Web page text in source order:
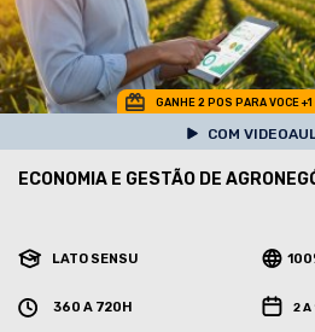
GANHE 2 POS PARA VOCE
COM
ECONOMIA E GESTÃO DE
LATO SENSU
360 A 720H 2 A